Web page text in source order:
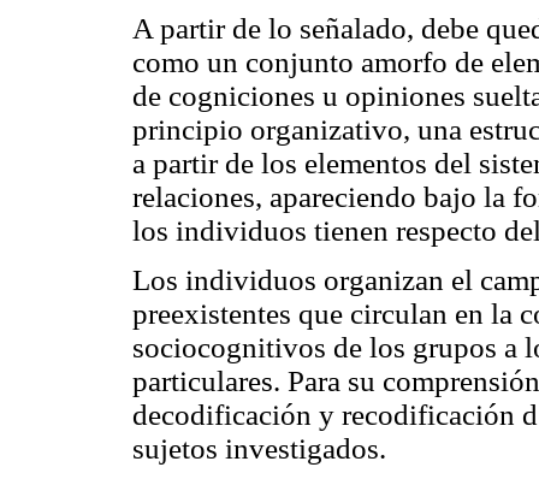
A partir de lo señalado, debe
como un conjunto amorfo de
de cogniciones u opiniones
principio organizativo, una
a partir de los elementos del
relaciones, apareciendo bajo la
los individuos tienen respecto
Los individuos organizan el
preexistentes que circulan en la
sociocognitivos de los grupos a
particulares. Para su
decodificación y recodificación
sujetos investigados.